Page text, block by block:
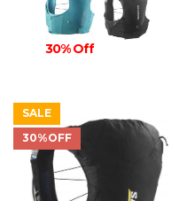
30% Off
SALE
30%OFF